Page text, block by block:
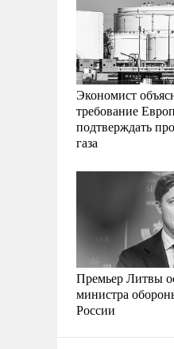
Экономист
требование
подтверждать
газа
Премьер Литвы
министра
России